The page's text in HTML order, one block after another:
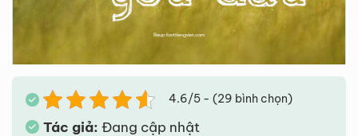
4.6/5 - (29 bình chọn)
Tác giả: Đang cập nhật